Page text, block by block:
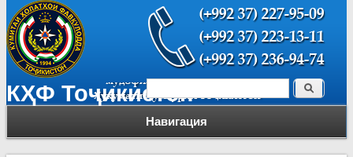
КҲФ Тоҷикистон
Навигация
Форма поиска Поиск